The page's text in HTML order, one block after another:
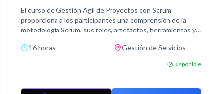
El curso de Gestión Ágil de Proyectos con Scrum
proporciona a los participantes una comprensión de la
metodología Scrum, sus roles, artefactos, herramientas y
de diversa índole.
16 horas Gestión de Servicios
Disponible